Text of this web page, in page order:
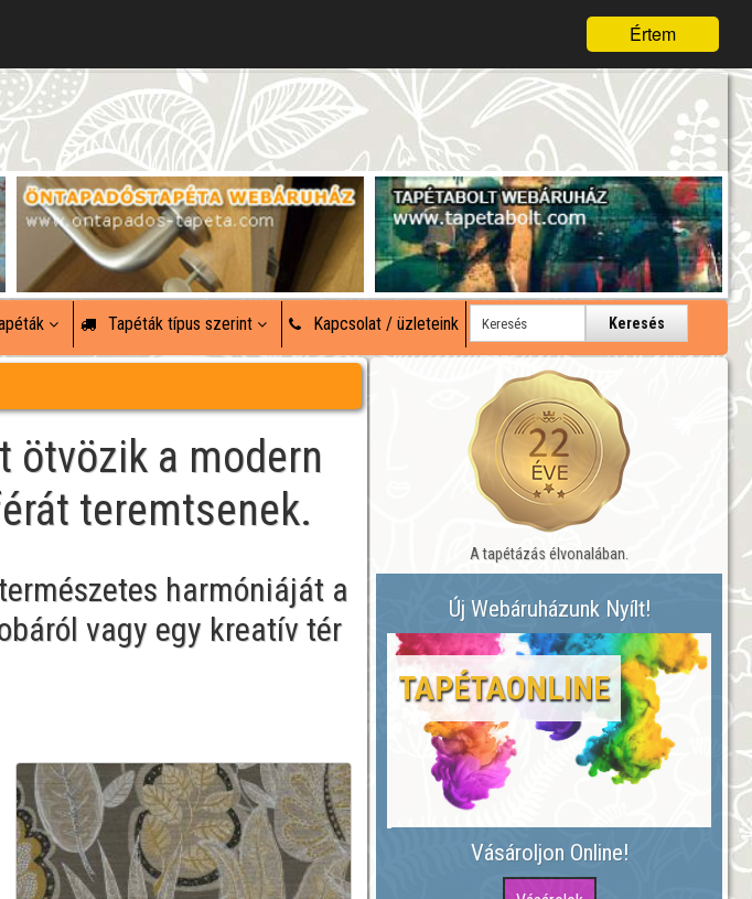
Értem
Tapéták típus szerint Kapcsolat / üzleteink Keresés
ötvözik a modern
teremtsenek.
harmóniáját a
vagy egy kreatív tér
A tapétázás élvonalában.
Új Webáruházunk Nyílt!
TAPÉTAONLINE
Vásároljon Online!